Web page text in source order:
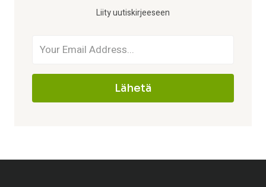
Liity uutiskirjeeseen
Lähetä